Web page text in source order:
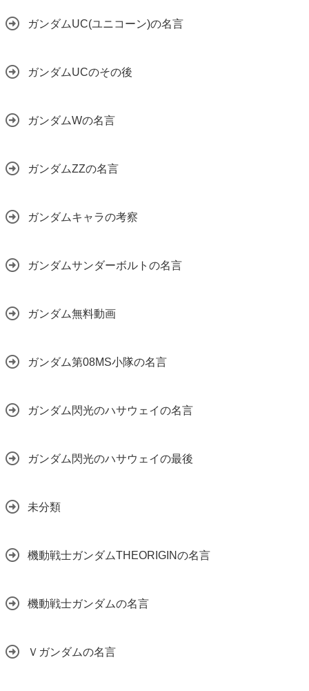
ガンダムUC(ユニコーン)の名言
ガンダムUCのその後
ガンダムWの名言
ガンダムZZの名言
ガンダムキャラの考察
ガンダムサンダーボルトの名言
ガンダム無料動画
ガンダム第08MS小隊の名言
ガンダム閃光のハサウェイの名言
ガンダム閃光のハサウェイの最後
未分類
機動戦士ガンダムTHEORIGINの名言
機動戦士ガンダムの名言
Ｖガンダムの名言